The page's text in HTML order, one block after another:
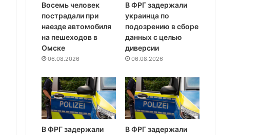
Восемь человек
пострадали при
наезде автомобиля
на пешеходов в
Омске
06.08.2026
В ФРГ задержали
украинца по
подозрению в сборе
данных с целью
диверсии
06.08.2026
В ФРГ задержали
В ФРГ задержали